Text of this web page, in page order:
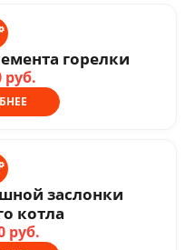
горелки
руб.
заслонки
котла
руб.